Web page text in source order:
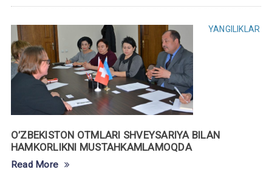
YANGILIKLAR
O’ZBEKISTON OTMLARI SHVEYSARIYA BILAN
HAMKORLIKNI MUSTAHKAMLAMOQDA
Read More